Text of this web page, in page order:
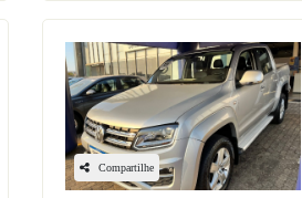
Compartilhe